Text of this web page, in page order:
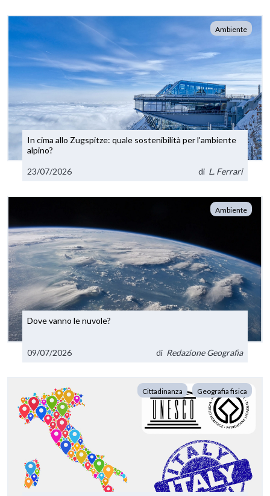
Ambiente
In cima allo Zugspitze: quale sostenibilità per l'ambiente
alpino?
23/07/2026 di L. Ferrari
Ambiente
Dove vanno le nuvole?
09/07/2026 di Redazione Geografia
Cittadinanza Geografia fisica